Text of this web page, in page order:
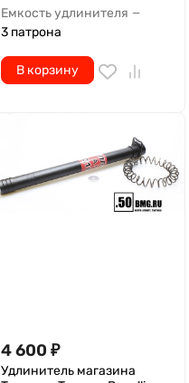
Емкость удлинителя —
3 патрона
В корзину
4 600 ₽
Удлинитель магазина